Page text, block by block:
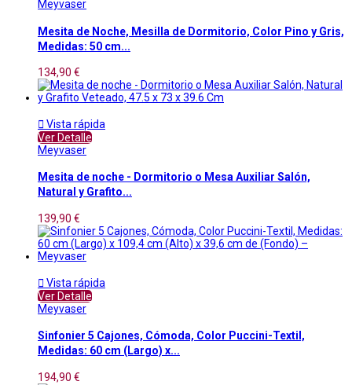
Meyvaser
Mesita de Noche, Mesilla de Dormitorio, Color Pino y Gris,
Medidas: 50 cm...
134,90 €
 Vista rápida
Ver Detalle
Meyvaser
Mesita de noche - Dormitorio o Mesa Auxiliar Salón,
Natural y Grafito...
139,90 €
 Vista rápida
Ver Detalle
Meyvaser
Sinfonier 5 Cajones, Cómoda, Color Puccini-Textil,
Medidas: 60 cm (Largo) x...
194,90 €